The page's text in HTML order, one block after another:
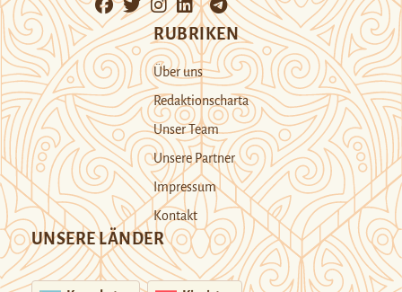
RUBRIKEN
Über uns
Redaktionscharta
Unser Team
Unsere Partner
Impressum
Kontakt
UNSERE LÄNDER